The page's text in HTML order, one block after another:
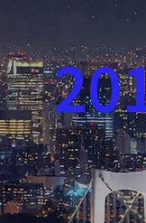
お知らせ
競馬